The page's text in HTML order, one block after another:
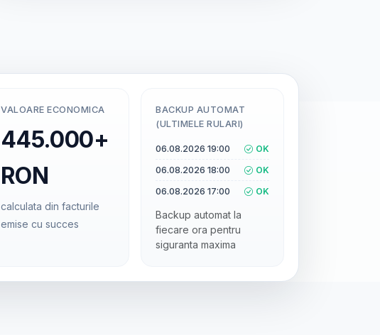
VALOARE ECONOMICA
445.000+
RON
calculata din facturile
emise cu succes
BACKUP AUTOMAT
(ULTIMELE RULARI)
06.08.2026 19:00
OK
06.08.2026 18:00
OK
06.08.2026 17:00
OK
Backup automat la
fiecare ora pentru
siguranta maxima